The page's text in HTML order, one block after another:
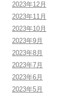
2023年12月
2023年11月
2023年10月
2023年9月
2023年8月
2023年7月
2023年6月
2023年5月